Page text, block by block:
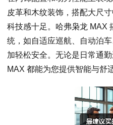
皮革和木纹装饰，搭配大尺
科技感十足。哈弗枭龙 MAX
统，如自适应巡航、自动泊
加轻松安全。无论是日常通
MAX 都能为您提供智能与舒